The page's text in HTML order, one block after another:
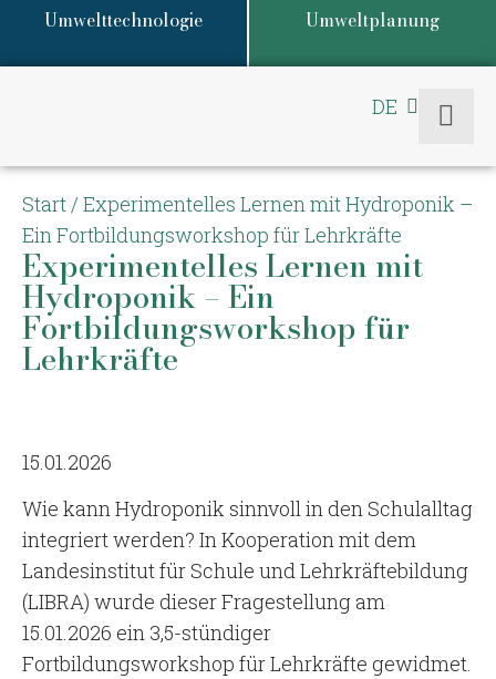
Umwelttechnologie Umweltplanung
DE
EN
Start/Experimentelles Lernen mit Hydroponik –
Ein Fortbildungsworkshop für Lehrkräfte
Experimentelles Lernen mit
Hydroponik – Ein
Fortbildungsworkshop für
Lehrkräfte
15.01.2026
Wie kann Hydroponik sinnvoll in den Schulalltag
integriert werden? In Kooperation mit dem
Landesinstitut für Schule und Lehrkräftebildung
(LIBRA) wurde dieser Fragestellung am
15.01.2026 ein 3,5-stündiger
Fortbildungsworkshop für Lehrkräfte gewidmet.